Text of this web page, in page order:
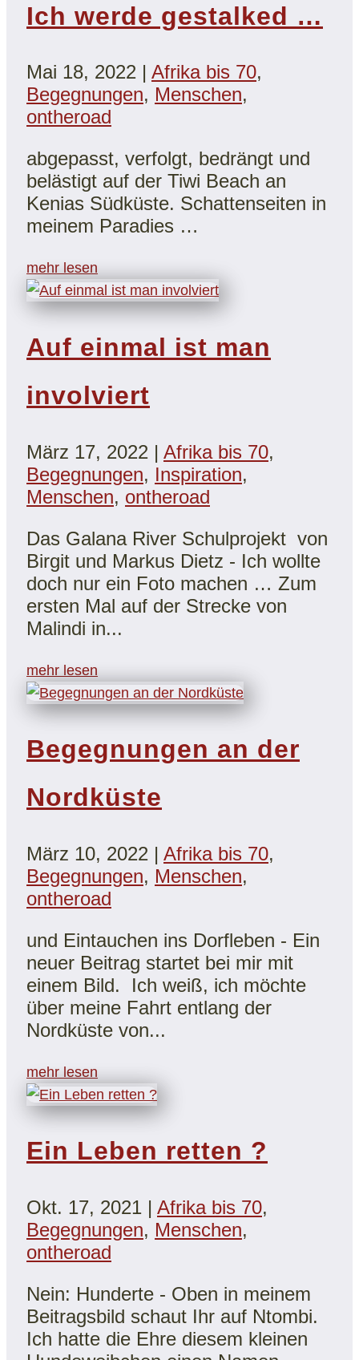
Ich werde gestalked …
Mai 18, 2022 | Afrika bis 70,
Begegnungen, Menschen,
ontheroad
abgepasst, verfolgt, bedrängt und
belästigt auf der Tiwi Beach an
Kenias Südküste. Schattenseiten in
meinem Paradies …
mehr lesen
Auf einmal ist man
involviert
März 17, 2022 | Afrika bis 70,
Begegnungen, Inspiration,
Menschen, ontheroad
Das Galana River Schulprojekt von
Birgit und Markus Dietz - Ich wollte
doch nur ein Foto machen … Zum
ersten Mal auf der Strecke von
Malindi in...
mehr lesen
Begegnungen an der
Nordküste
März 10, 2022 | Afrika bis 70,
Begegnungen, Menschen,
ontheroad
und Eintauchen ins Dorfleben - Ein
neuer Beitrag startet bei mir mit
einem Bild. Ich weiß, ich möchte
über meine Fahrt entlang der
Nordküste von...
mehr lesen
Ein Leben retten ?
Okt. 17, 2021 | Afrika bis 70,
Begegnungen, Menschen,
ontheroad
Nein: Hunderte - Oben in meinem
Beitragsbild schaut Ihr auf Ntombi.
Ich hatte die Ehre diesem kleinen